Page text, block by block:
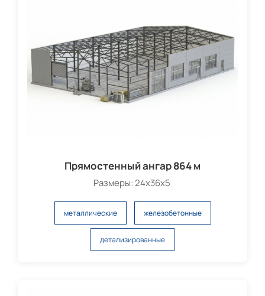
Прямостенный ангар 864 м
Размеры: 24х36х5
металлические железобетонные
детализированные